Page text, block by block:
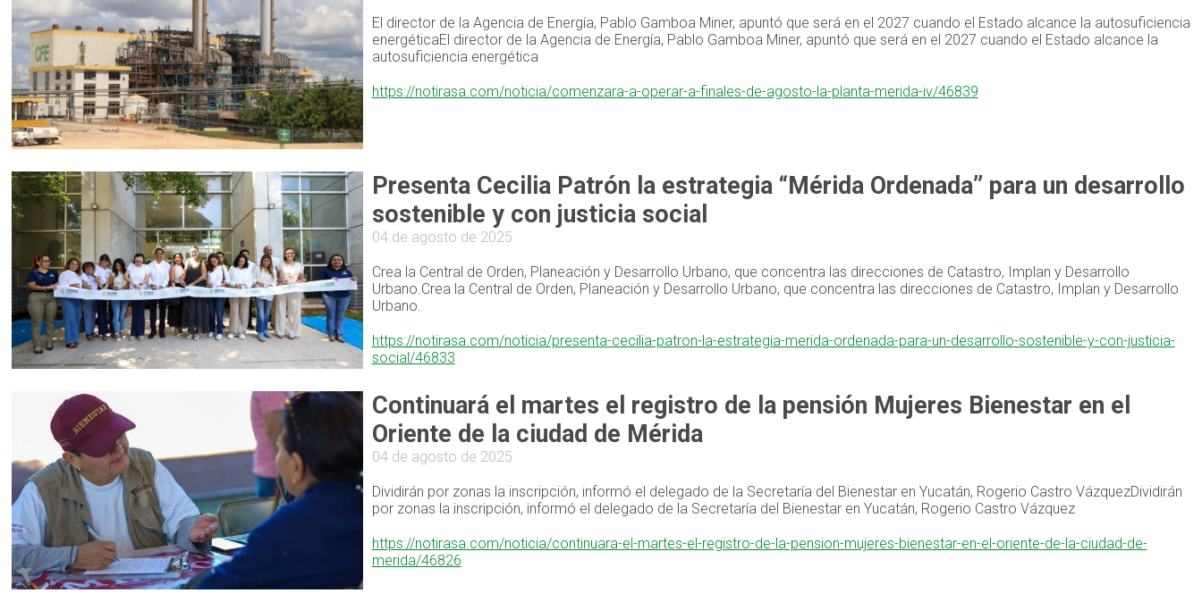
El director de la Agencia de Energía, Pablo Gamboa Miner, apuntó que será en el 2027 cuando el Estado alcance la autosuficiencia
energéticaEl director de la Agencia de Energía, Pablo Gamboa Miner, apuntó que será en el 2027 cuando el Estado alcance la
autosuficiencia energética
https://notirasa.com/noticia/comenzara-a-operar-a-finales-de-agosto-la-planta-merida-iv/46839
Presenta Cecilia Patrón la estrategia “Mérida Ordenada” para un desarrollo
sostenible y con justicia social
04 de agosto de 2025
Crea la Central de Orden, Planeación y Desarrollo Urbano, que concentra las direcciones de Catastro, Implan y Desarrollo
Urbano.Crea la Central de Orden, Planeación y Desarrollo Urbano, que concentra las direcciones de Catastro, Implan y Desarrollo
Urbano.
https://notirasa.com/noticia/presenta-cecilia-patron-la-estrategia-merida-ordenada-para-un-desarrollo-sostenible-y-con-justicia-
social/46833
Continuará el martes el registro de la pensión Mujeres Bienestar en el
Oriente de la ciudad de Mérida
04 de agosto de 2025
Dividirán por zonas la inscripción, informó el delegado de la Secretaría del Bienestar en Yucatán, Rogerio Castro VázquezDividirán
por zonas la inscripción, informó el delegado de la Secretaría del Bienestar en Yucatán, Rogerio Castro Vázquez
https://notirasa.com/noticia/continuara-el-martes-el-registro-de-la-pension-mujeres-bienestar-en-el-oriente-de-la-ciudad-de-
merida/46826